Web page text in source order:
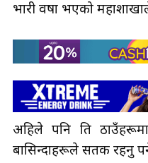
भारी वर्षा भएको
अहिले पनि ति
बासिन्दाहरूले सतर्क रहनु